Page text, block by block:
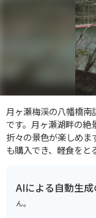
月ヶ瀬梅渓の八幡橋南
です。月ヶ瀬湖畔の絶
折々の景色が楽しめま
も購入でき、軽食をと
AIによる自動生
ん。